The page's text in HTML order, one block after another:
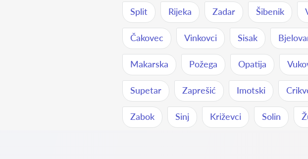
Split Rijeka Zadar Šibenik
Čakovec Vinkovci Sisak
Makarska Požega Opatija
Supetar Zaprešić Imotski
Zabok Sinj Križevci Solin